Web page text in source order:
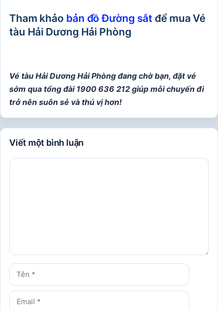
Tham khảo bản đồ Đường sắt để mua Vé
tàu Hải Dương Hải Phòng